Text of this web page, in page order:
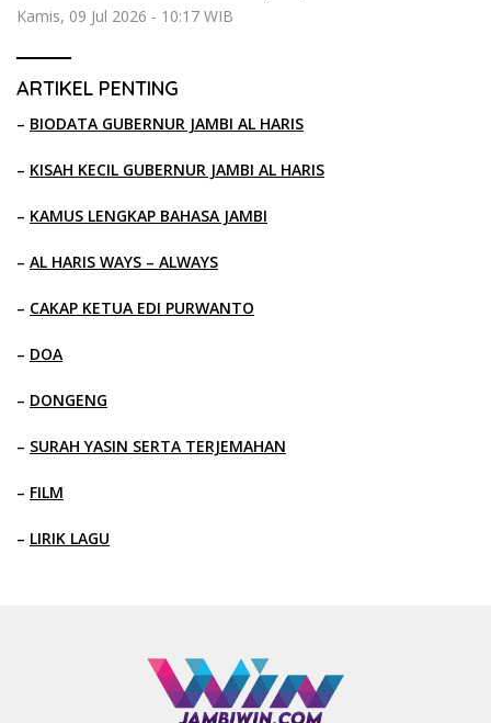
Kamis, 09 Jul 2026 - 10:17 WIB
ARTIKEL PENTING
– BIODATA GUBERNUR JAMBI AL HARIS
– KISAH KECIL GUBERNUR JAMBI AL HARIS
– KAMUS LENGKAP BAHASA JAMBI
– AL HARIS WAYS – ALWAYS
– CAKAP KETUA EDI PURWANTO
– DOA
– DONGENG
– SURAH YASIN SERTA TERJEMAHAN
– FILM
– LIRIK LAGU